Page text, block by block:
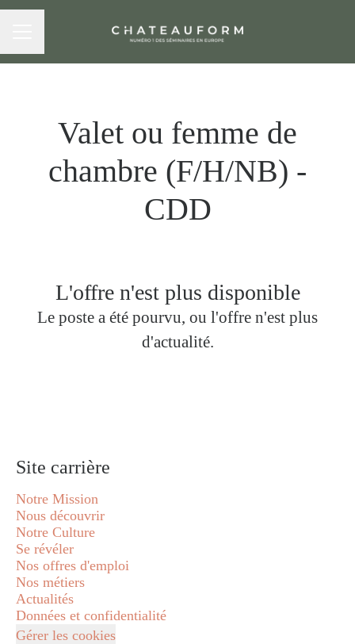
Valet ou femme de
chambre (F/H/NB) -
CDD
L'offre n'est plus disponible
Le poste a été pourvu, ou l'offre n'est plus
d'actualité.
Site carrière
Notre Mission
Nous découvrir
Notre Culture
Se révéler
Nos offres d'emploi
Nos métiers
Actualités
Données et confidentialité
Gérer les cookies